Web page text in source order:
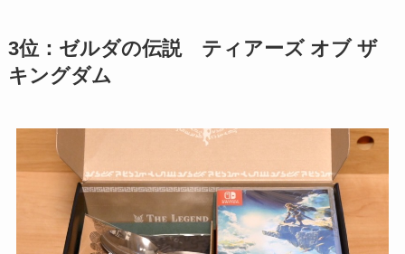
3位：ゼルダの伝説 ティアーズ オブ ザ
キングダム